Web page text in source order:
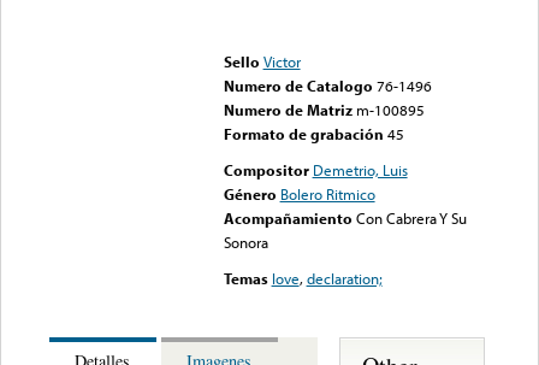
Sello Victor
Numero de Catalogo 76-1496
Numero de Matriz m-100895
Formato de grabación 45
Compositor Demetrio, Luis
Género Bolero Ritmico
Acompañamiento Con Cabrera Y Su
Sonora
Temas love,declaration;